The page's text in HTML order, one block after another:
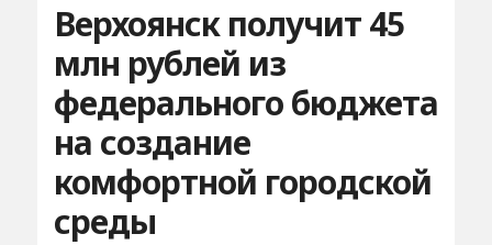
Верхоянск получит 45
млн рублей из
федерального бюджета
на создание
комфортной городской
среды